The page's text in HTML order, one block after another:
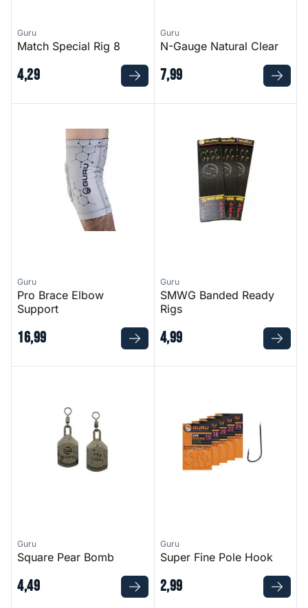
Guru
Match Special Rig 8
4,29
Guru
N-Gauge Natural Clear
7,99
Guru
Pro Brace Elbow
Support
16,99
Guru
SMWG Banded Ready
Rigs
4,99
Guru
Square Pear Bomb
4,49
Guru
Super Fine Pole Hook
2,99